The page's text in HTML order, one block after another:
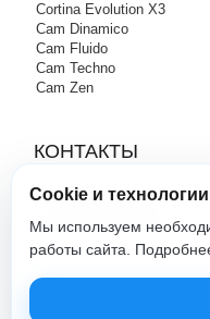
Cortina Evolution X3
Cam Dinamico
Cam Fluido
Cam Techno
Cam Zen
КОНТАКТЫ
+7 (495) 120-29-85
info@cam-official-store.ru
Cookie и технологии
Мы используем
работы сайта.